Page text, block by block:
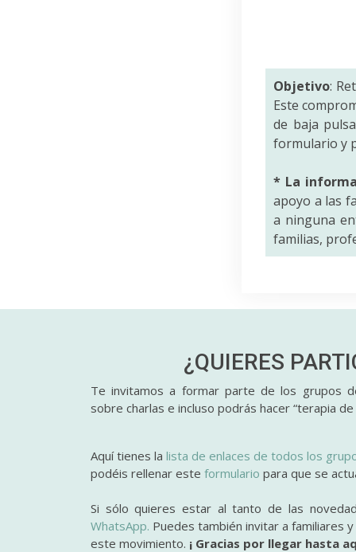
Objetivo:
Este
de baja
formulario y
* La
apoyo a las
a ninguna
familias,
¿QUIERES
Te invitamos a formar parte de los grupos
sobre charlas e incluso podrás hacer “terapia de
Aquí tienes lalista de enlaces de todos los
podéis rellenar este formulario para que se
Si sólo quieres estar al tanto de las
WhatsApp. Puedes también invitar a familiares
este movimiento. ¡ Gracias por llegar hasta